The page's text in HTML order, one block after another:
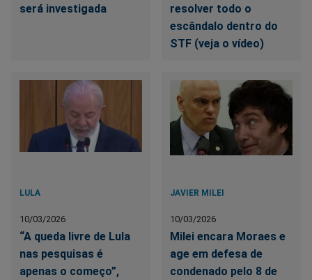
será investigada
resolver todo o
escândalo dentro do
STF (veja o vídeo)
LULA
10/03/2026
“A queda livre de Lula
nas pesquisas é
apenas o começo”,
JAVIER MILEI
10/03/2026
Milei encara Moraes e
age em defesa de
condenado pelo 8 de